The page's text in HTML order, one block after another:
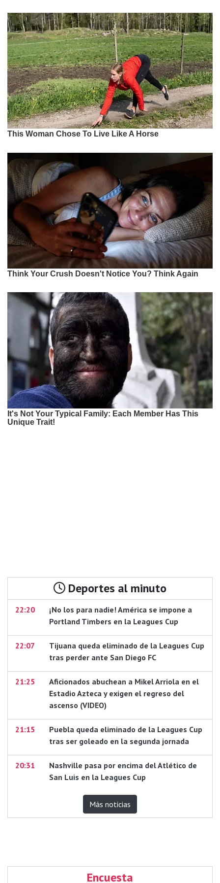
Deportes al minuto
22:20
¡No los para nadie! América se impone a
Portland Timbers en la Leagues Cup
22:07
Tijuana queda eliminado de la Leagues Cup
tras perder ante San Diego FC
21:25
Aficionados abuchean a Mikel Arriola en el
Estadio Azteca y exigen el regreso del
ascenso (VIDEO)
21:15
Puebla queda eliminado de la Leagues Cup
tras ser goleado en la segunda jornada
20:31
Nashville pasa por encima del Atlético de
San Luis en la Leagues Cup
Más noticias
Encuesta